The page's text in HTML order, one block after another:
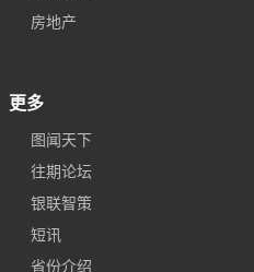
房地产
更多
图闻天下
往期论坛
银联智策
短讯
省份介绍